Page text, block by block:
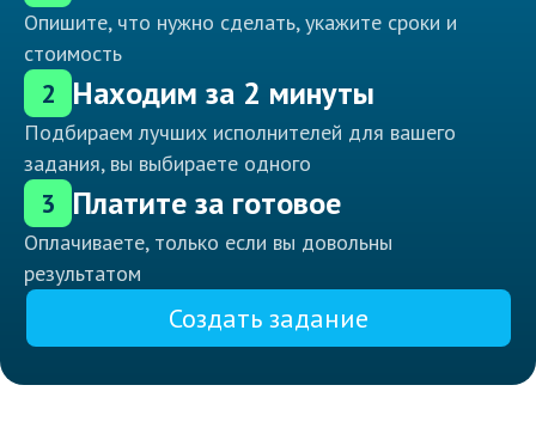
Опишите, что нужно сделать, укажите сроки и
стоимость
2 Находим за 2 минуты
Подбираем лучших исполнителей для вашего
задания, вы выбираете одного
3 Платите за готовое
Оплачиваете, только если вы довольны
результатом
Создать задание